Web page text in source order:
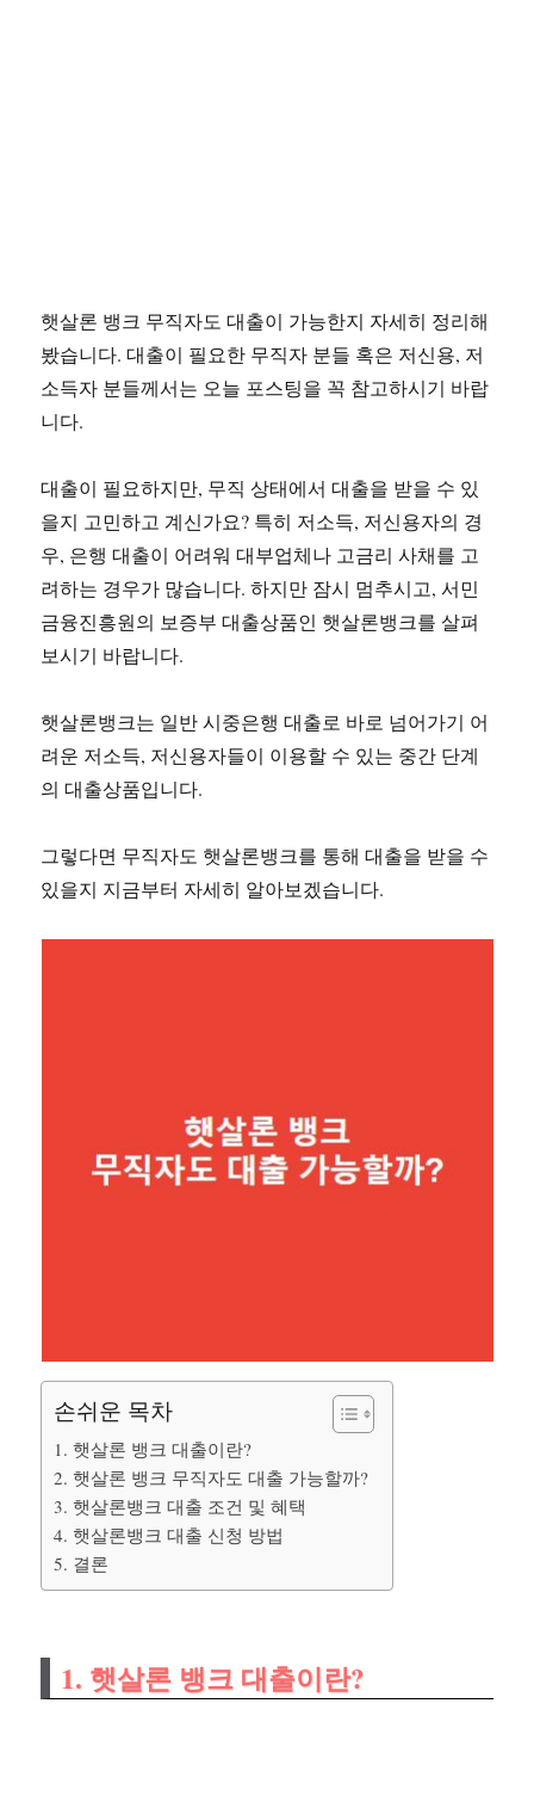
햇살론 뱅크 무직자도 대출이 가능한지 자세히 정리해
봤습니다. 대출이 필요한 무직자 분들 혹은 저신용, 저
소득자 분들께서는 오늘 포스팅을 꼭 참고하시기 바랍
니다.
대출이 필요하지만, 무직 상태에서 대출을 받을 수 있
을지 고민하고 계신가요? 특히 저소득, 저신용자의 경
우, 은행 대출이 어려워 대부업체나 고금리 사채를 고
려하는 경우가 많습니다. 하지만 잠시 멈추시고, 서민
금융진흥원의 보증부 대출상품인 햇살론뱅크를 살펴
보시기 바랍니다.
햇살론뱅크는 일반 시중은행 대출로 바로 넘어가기 어
려운 저소득, 저신용자들이 이용할 수 있는 중간 단계
의 대출상품입니다.
그렇다면 무직자도 햇살론뱅크를 통해 대출을 받을 수
있을지 지금부터 자세히 알아보겠습니다.
손쉬운 목차
1. 햇살론 뱅크 대출이란?
2. 햇살론 뱅크 무직자도 대출 가능할까?
3. 햇살론뱅크 대출 조건 및 혜택
4. 햇살론뱅크 대출 신청 방법
5. 결론
1. 햇살론 뱅크 대출이란?